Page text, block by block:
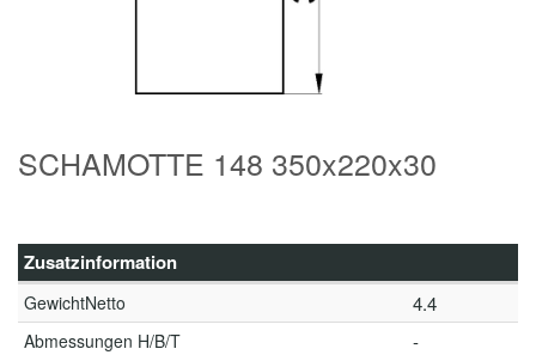
SCHAMOTTE 148 350x220x30
Zusatzinformation
GewichtNetto 4.4
Abmessungen H/B/T -